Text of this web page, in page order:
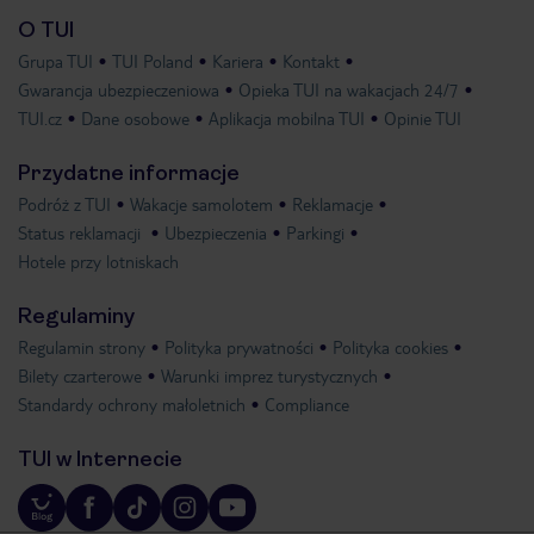
O TUI
Grupa TUI TUI Poland Kariera
Kontakt
Gwarancja ubezpieczeniowa
Opieka TUI na wakacjach 24/7
TUI.cz
Dane osobowe Aplikacja mobilna TUI Opinie TUI
Przydatne informacje
Podróż z TUI Wakacje samolotem
Reklamacje
Status reklamacji
Ubezpieczenia
Parkingi
Hotele przy lotniskach
Regulaminy
Regulamin strony Polityka prywatności
Polityka cookies
Bilety czarterowe
Warunki imprez turystycznych
Standardy ochrony małoletnich
Compliance
TUI w Internecie